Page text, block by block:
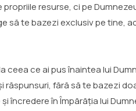
resurse, ci pe
să te bazezi exclusiv pe tine,
ceea ce ai pus înaintea lui
fără să te bazezi
încredere în Împărăția lui